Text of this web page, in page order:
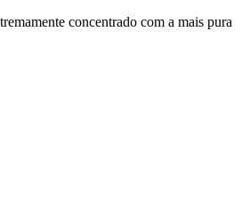
concentrado com a mais pura